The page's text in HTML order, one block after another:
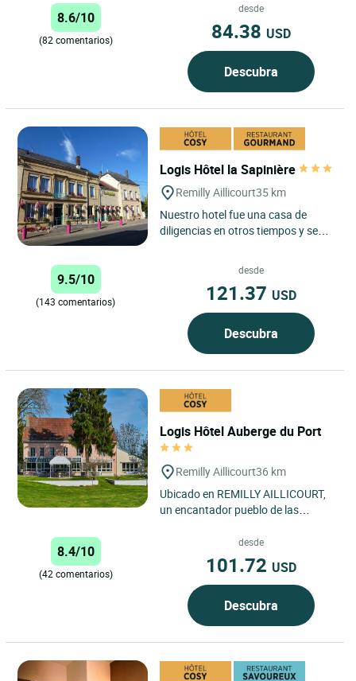
8.6/10
(82 comentarios)
desde
84.38 USD
Descubra
Logis Hôtel la Sapinière
Remilly Aillicourt35 km
Nuestro hotel fue una casa de
diligencias en otros tiempos y se
9.5/10
(143 comentarios)
desde
121.37 USD
Descubra
Logis Hôtel Auberge du Port
Remilly Aillicourt36 km
Ubicado en REMILLY AILLICOURT,
un encantador pueblo de las
Port goza de una ubicación ideal...
8.4/10
(42 comentarios)
desde
101.72 USD
Descubra